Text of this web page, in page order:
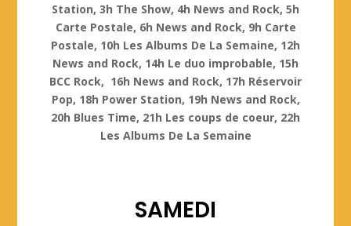
Station, 3h The Show, 4h News and Rock, 5h
Carte Postale, 6h News and Rock, 9h Carte
Postale, 10h Les Albums De La Semaine, 12h
News and Rock, 14h Le duo improbable, 15h
BCC Rock, 16h News and Rock, 17h Réservoir
Pop, 18h Power Station, 19h News and Rock,
20h Blues Time, 21h Les coups de coeur, 22h
Les Albums De La Semaine
SAMEDI